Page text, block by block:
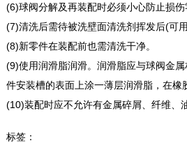
(6)球阀分解及再装配时必须小心防止损
(7)清洗后需待被洗壁面清洗剂挥发后(可
(8)新零件在装配前也需清洗干净。
(9)使用润滑脂润滑。润滑脂应与球阀金
件安装槽的表面上涂一薄层润滑脂，在橡
(10)装配时应不允许有金属碎屑、纤维、
标签：